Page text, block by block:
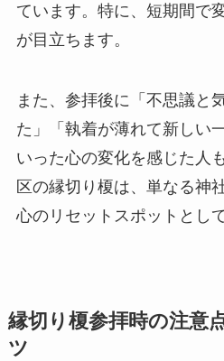
ています。特に、短期間で
が目立ちます。
また、参拝後に「不思議と
た」「執着が薄れて新しい
いった心の変化を感じた人
区の縁切り榎は、単なる神
心のリセットスポットとし
縁切り榎参拝時の注意
ツ